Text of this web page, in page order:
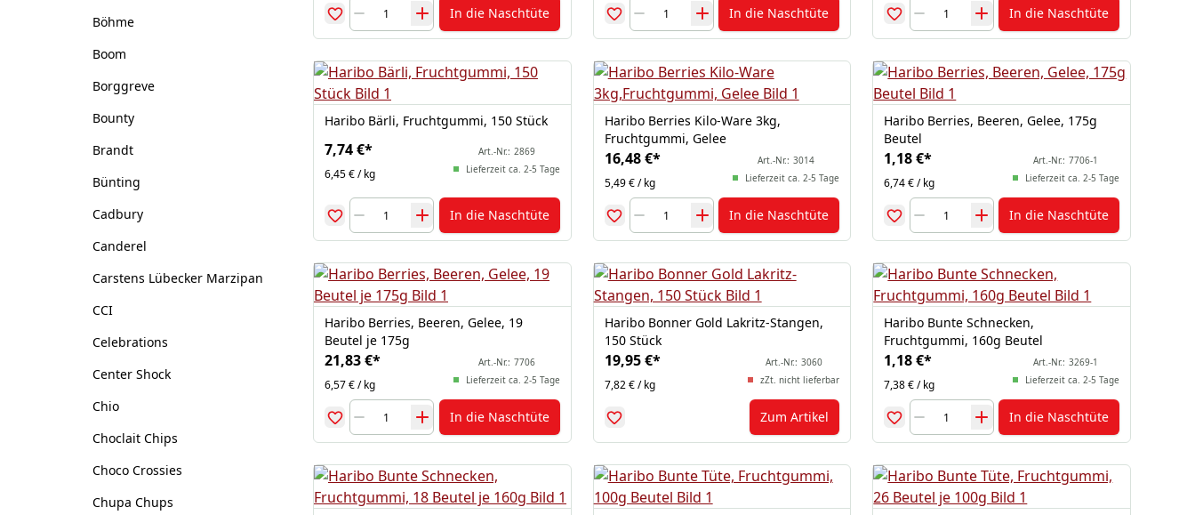
Böhme
Boom
Borggreve
Bounty
Brandt
Bünting
Cadbury
Canderel
Carstens Lübecker Marzipan
CCI
Celebrations
Center Shock
Chio
Choclait Chips
Choco Crossies
Chupa Chups
In die Naschtüte In die Naschtüte In die Naschtüte
Haribo Bärli, Fruchtgummi, 150 Stück
7,74 €*
6,45 € / kg
Art.-Nr.: 2869
Lieferzeit ca. 2-5 Tage
In die Naschtüte
Haribo Berries Kilo-Ware 3kg,
Fruchtgummi, Gelee
16,48 €*
5,49 € / kg
Art.-Nr.: 3014
Lieferzeit ca. 2-5 Tage
In die Naschtüte
Haribo Berries, Beeren, Gelee, 175g
Beutel
1,18 €*
6,74 € / kg
Art.-Nr.: 7706-1
Lieferzeit ca. 2-5 Tage
In die Naschtüte
Haribo Berries, Beeren, Gelee, 19
Beutel je 175g
21,83 €*
6,57 € / kg
Art.-Nr.: 7706
Lieferzeit ca. 2-5 Tage
In die Naschtüte
Haribo Bonner Gold Lakritz-Stangen,
150 Stück
19,95 €*
7,82 € / kg
Art.-Nr.: 3060
zZt. nicht lieferbar
Zum Artikel
Haribo Bunte Schnecken,
Fruchtgummi, 160g Beutel
1,18 €*
7,38 € / kg
Art.-Nr.: 3269-1
Lieferzeit ca. 2-5 Tage
In die Naschtüte